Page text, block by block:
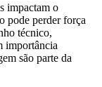
impactam o
pode perder força
técnico,
importância
são parte da